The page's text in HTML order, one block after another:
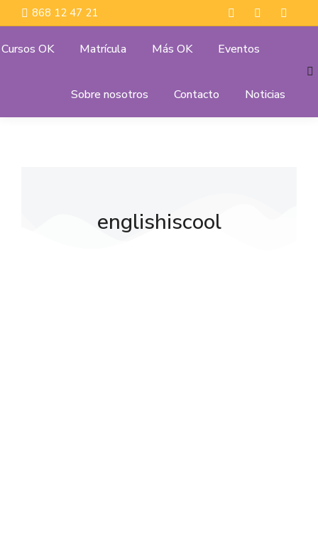
868 12 47 21
Cursos OK Matrícula Más OK Eventos
Sobre nosotros Contacto Noticias
englishiscool